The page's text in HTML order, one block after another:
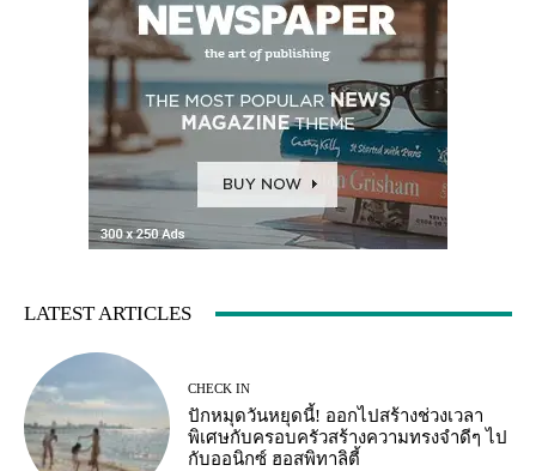
LATEST ARTICLES
CHECK IN
ปักหมุดวันหยุดนี้! ออกไปสร้างช่วงเวลา
พิเศษกับครอบครัวสร้างความทรงจำดีๆ ไป
กับออนิกซ์ ฮอสพิทาลิตี้